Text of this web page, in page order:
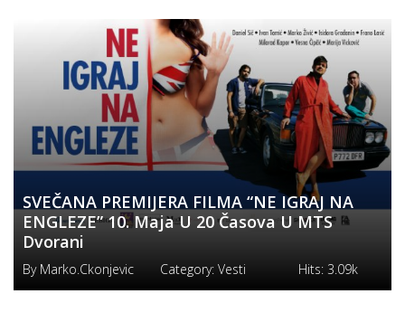
SVEČANA PREMIJERA FILMA “NE IGRAJ NA
ENGLEZE” 10. Maja U 20 Časova U MTS
Dvorani
By Marko.ckonjevic Category: Vesti Hits: 3.09k